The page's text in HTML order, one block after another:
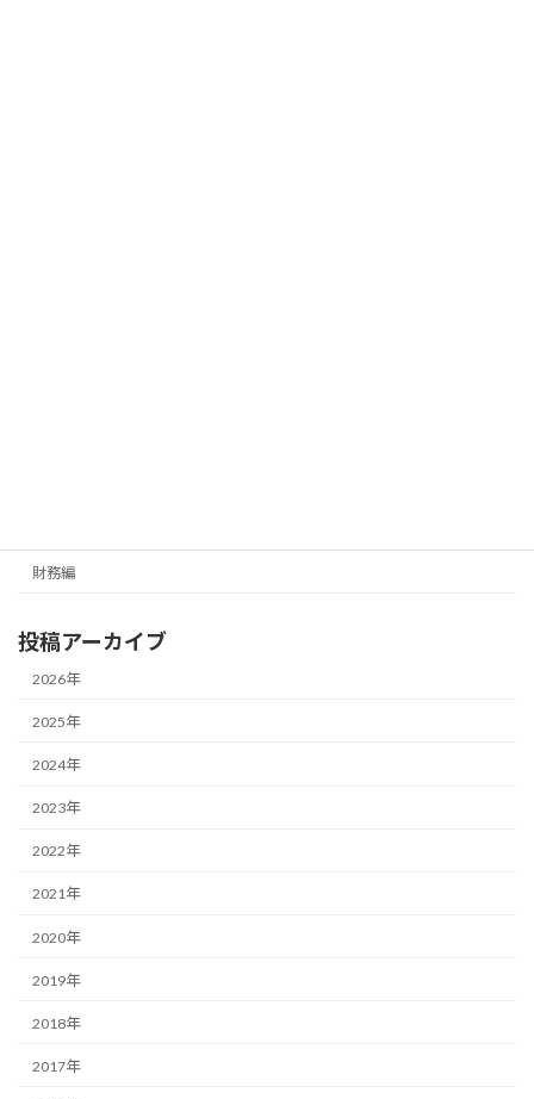
財務編
投稿アーカイブ
2026年
2025年
2024年
2023年
2022年
2021年
2020年
2019年
2018年
2017年